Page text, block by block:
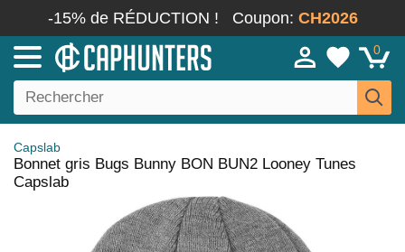
-15% de RÉDUCTION ! Coupon: CH2026
0
Capslab
Bonnet gris Bugs Bunny BON BUN2 Looney Tunes
Capslab